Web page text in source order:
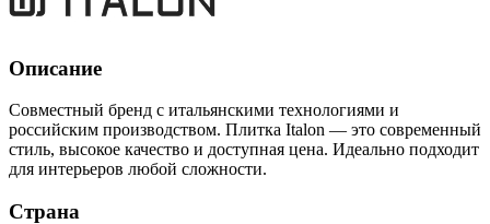
Описание
Совместный бренд с итальянскими технологиями и
российским производством. Плитка Italon — это современный
стиль, высокое качество и доступная цена. Идеально подходит
для интерьеров любой сложности.
Страна